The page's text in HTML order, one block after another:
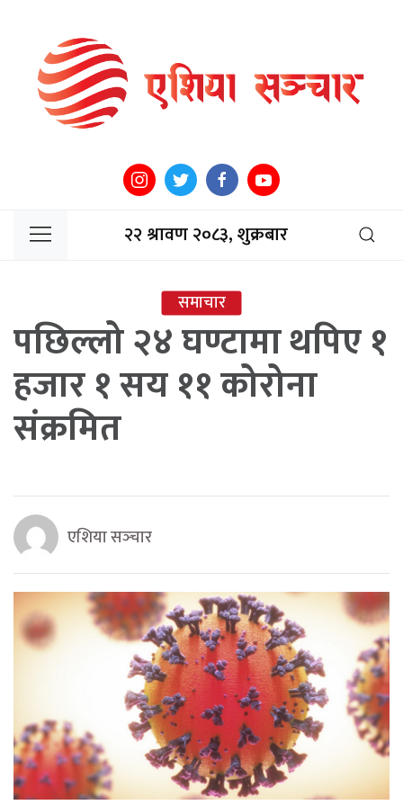
२२ श्रावण २०८३, शुक्रबार
समाचार
पछिल्लो २४ घण्टामा थपिए १
हजार १ सय ११ कोरोना
संक्रमित
एशिया सञ्‍चार